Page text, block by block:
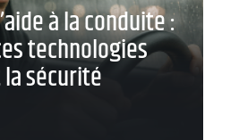
à la conduite :
technologies
sécurité